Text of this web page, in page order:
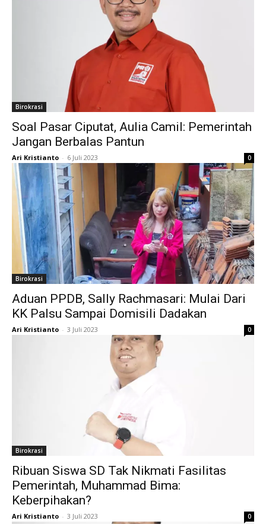
Birokrasi
Soal Pasar Ciputat, Aulia Camil: Pemerintah
Jangan Berbalas Pantun
Ari Kristianto - 6 Juli 2023 0
Birokrasi
Aduan PPDB, Sally Rachmasari: Mulai Dari
KK Palsu Sampai Domisili Dadakan
Ari Kristianto - 3 Juli 2023 0
Birokrasi
Ribuan Siswa SD Tak Nikmati Fasilitas
Pemerintah, Muhammad Bima:
Keberpihakan?
Ari Kristianto - 3 Juli 2023 0